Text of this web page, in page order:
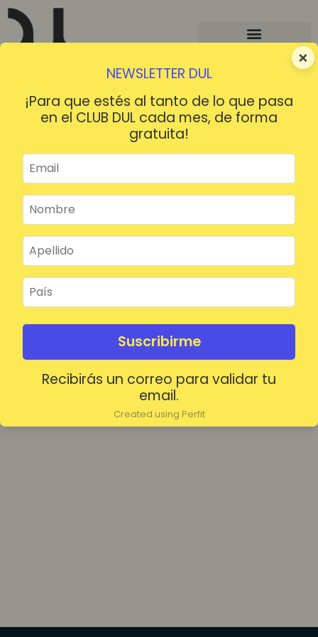
×
NEWSLETTER DUL
¡Para que estés al tanto de lo que pasa
en el CLUB DUL cada mes, de forma
gratuita!
Suscribirme
Recibirás un correo para validar tu
email.
Created using Perfit
¡HOLA!
Mantenerme conectado
Acceder